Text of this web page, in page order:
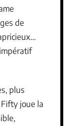
de
plus
joue la